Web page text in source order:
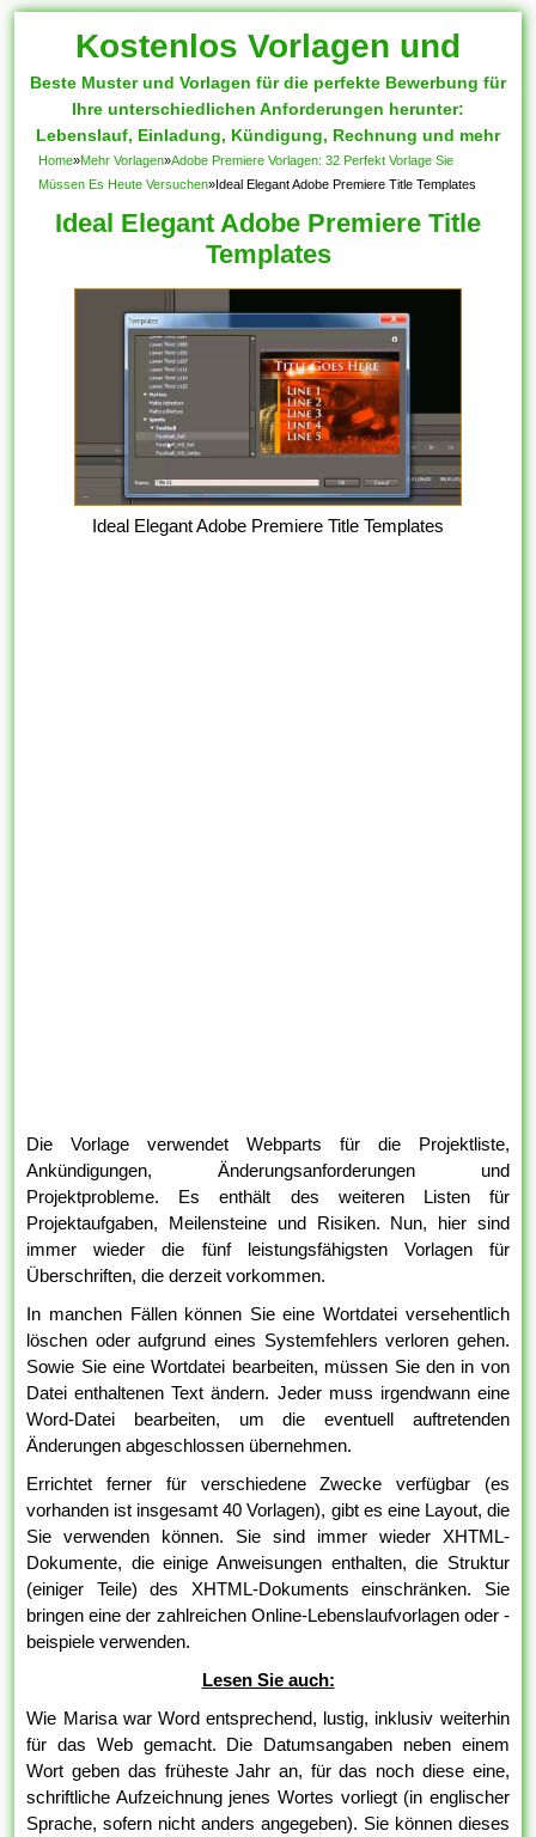
Kostenlos Vorlagen und
Muster
Beste Muster und Vorlagen für die perfekte Bewerbung für
Ihre unterschiedlichen Anforderungen herunter:
Lebenslauf, Einladung, Kündigung, Rechnung und mehr
Home»Mehr Vorlagen»Adobe Premiere Vorlagen: 32 Perfekt Vorlage Sie
Müssen Es Heute Versuchen»Ideal Elegant Adobe Premiere Title Templates
Ideal Elegant Adobe Premiere Title
Templates
Ideal Elegant Adobe Premiere Title Templates
Die Vorlage verwendet Webparts für die Projektliste,
Ankündigungen, Änderungsanforderungen und
Projektprobleme. Es enthält des weiteren Listen für
Projektaufgaben, Meilensteine und Risiken. Nun, hier sind
immer wieder die fünf leistungsfähigsten Vorlagen für
Überschriften, die derzeit vorkommen.
In manchen Fällen können Sie eine Wortdatei versehentlich
löschen oder aufgrund eines Systemfehlers verloren gehen.
Sowie Sie eine Wortdatei bearbeiten, müssen Sie den in von
Datei enthaltenen Text ändern. Jeder muss irgendwann eine
Word-Datei bearbeiten, um die eventuell auftretenden
Änderungen abgeschlossen übernehmen.
Errichtet ferner für verschiedene Zwecke verfügbar (es
vorhanden ist insgesamt 40 Vorlagen), gibt es eine Layout, die
Sie verwenden können. Sie sind immer wieder XHTML-
Dokumente, die einige Anweisungen enthalten, die Struktur
(einiger Teile) des XHTML-Dokuments einschränken. Sie
bringen eine der zahlreichen Online-Lebenslaufvorlagen oder -
beispiele verwenden.
Lesen Sie auch:
Wie Marisa war Word entsprechend, lustig, inklusiv weiterhin
für das Web gemacht. Die Datumsangaben neben einem
Wort geben das früheste Jahr an, für das noch diese eine,
schriftliche Aufzeichnung jenes Wortes vorliegt (in englischer
Sprache, sofern nicht anders angegeben). Sie können dieses